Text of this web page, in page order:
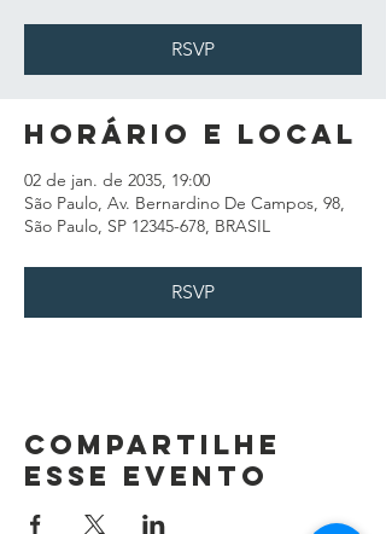
RSVP
Horário e local
02 de jan. de 2035, 19:00
São Paulo, Av. Bernardino De Campos, 98,
São Paulo, SP 12345-678, BRASIL
RSVP
Compartilhe
esse evento